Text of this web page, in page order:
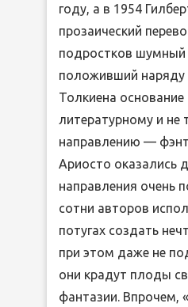
году, а в 1954
прозаический
подростков шумный
положивший наряду
Толкиена
литературному и не
направлению —
Ариосто оказались
направления очень
сотни авторов
потугах создать
при этом даже не
они крадут плоды
фантазии. Впрочем,